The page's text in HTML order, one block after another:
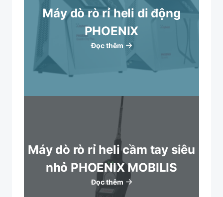
Máy dò rò rỉ heli di động
PHOENIX
Đọc thêm
Máy dò rò rỉ heli cầm tay siêu
nhỏ PHOENIX MOBILIS
Đọc thêm